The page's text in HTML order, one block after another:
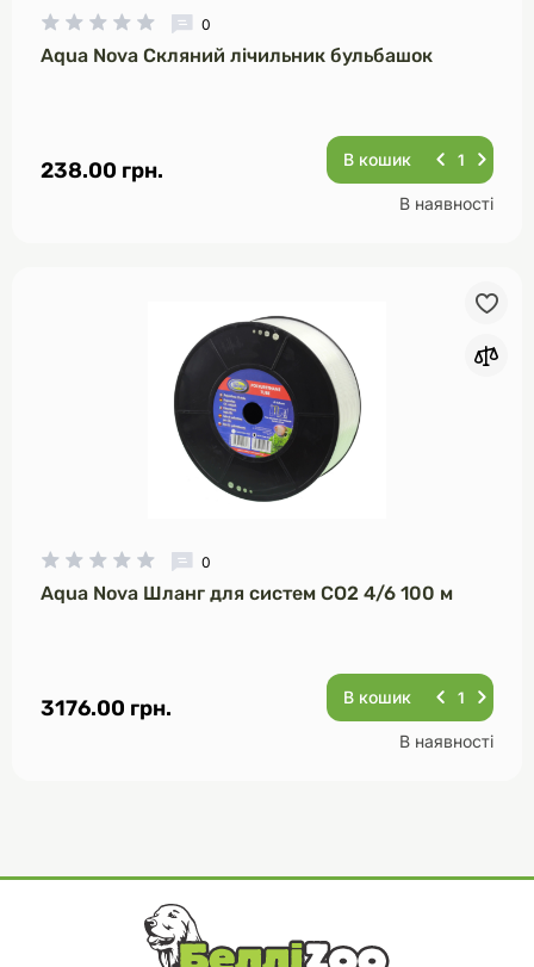
0
Aqua Nova Скляний лічильник бульбашок
238.00 грн. В кошик
В наявності
0
Aqua Nova Шланг для систем CO2 4/6 100 м
3176.00 грн. В кошик
В наявності